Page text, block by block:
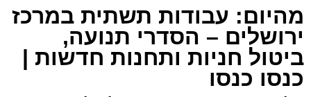
מהיום: עבודות תשתית במרכז
ירושלים – הסדרי תנועה,
ביטול חניות ותחנות חדשות |
כנסו כנסו